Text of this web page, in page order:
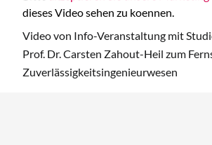
dieses Video sehen zu koennen.
Video von Info-Veranstaltung mit
Prof. Dr. Carsten Zahout-Heil zum
Zuverlässigkeitsingenieurwesen